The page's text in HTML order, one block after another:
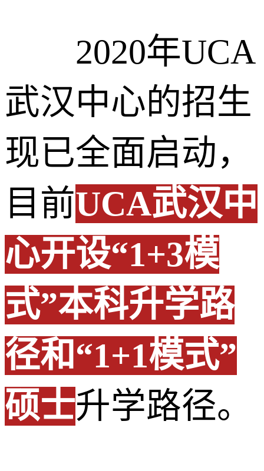
2020年UCA
武汉中心的招生
现已全面启动，
目前UCA武汉中
心开设“1+3模
式”本科升学路
径和“1+1模式”
硕士升学路径。